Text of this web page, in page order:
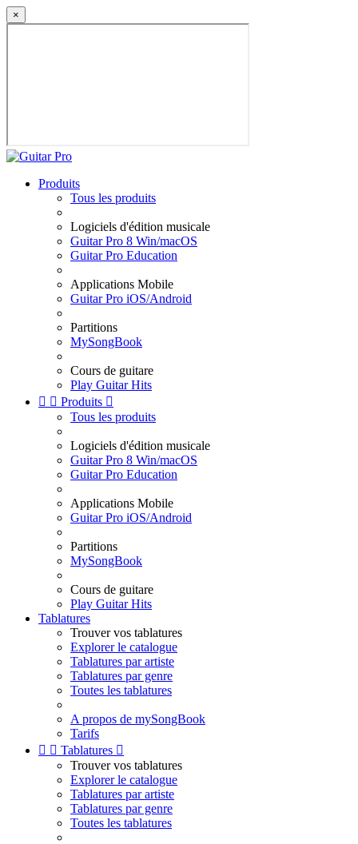
×
Produits
Tous les produits
Logiciels d'édition musicale
Guitar Pro 8 Win/macOS
Guitar Pro Education
Applications Mobile
Guitar Pro iOS/Android
Partitions
MySongBook
Cours de guitare
Play Guitar Hits
  Produits 
Tous les produits
Logiciels d'édition musicale
Guitar Pro 8 Win/macOS
Guitar Pro Education
Applications Mobile
Guitar Pro iOS/Android
Partitions
MySongBook
Cours de guitare
Play Guitar Hits
Tablatures
Trouver vos tablatures
Explorer le catalogue
Tablatures par artiste
Tablatures par genre
Toutes les tablatures
A propos de mySongBook
Tarifs
  Tablatures 
Trouver vos tablatures
Explorer le catalogue
Tablatures par artiste
Tablatures par genre
Toutes les tablatures